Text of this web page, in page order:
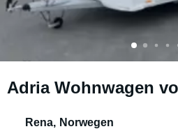
Adria Wohnwagen
Rena, Norwegen